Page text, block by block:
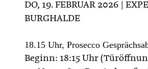
DO, 19. FEBRUAR 2026 |
BURGHALDE
18.15 Uhr, Prosecco
Beginn: 18:15 Uhr